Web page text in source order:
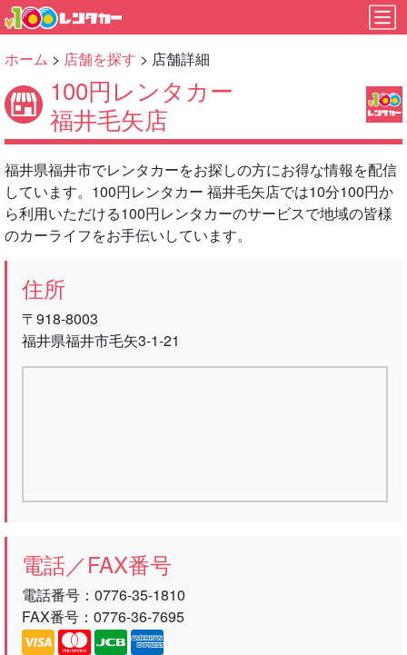
ホーム > 店舗を探す > 店舗詳細
100円レンタカー
福井毛矢店
福井県福井市でレンタカーをお探しの方にお得な情報を配信
しています。100円レンタカー 福井毛矢店では10分100円か
ら利用いただける100円レンタカーのサービスで地域の皆様
のカーライフをお手伝いしています。
住所
〒918-8003
福井県福井市毛矢3-1-21
電話／FAX番号
電話番号： 0776-35-1810
FAX番号：0776-36-7695